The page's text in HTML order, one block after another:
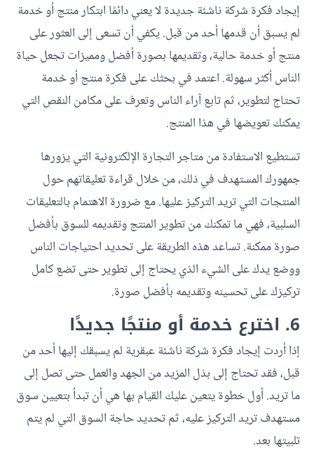
إيجاد فكرة شركة ناشئة جديدة لا يعني دائمًا ابتكار منتج أو خدمة
لم يسبق أن قدمها أحد من قبل. يكفي أن تسعى إلى العثور على
منتج أو خدمة حالية، وتقديمها بصورة أفضل ومميزات تجعل حياة
الناس أكثر سهولة. اعتمد في بحثك على فكرة منتج أو خدمة
تحتاج لتطوير، ثم تابع آراء الناس وتعرف على مكامن النقص التي
يمكنك تعويضها في هذا المنتج.
تستطيع الاستفادة من متاجر التجارة الإلكترونية التي يزورها
جمهورك المستهدف في ذلك، من خلال قراءة تعليقاتهم حول
المنتجات التي تريد التركيز عليها. مع ضرورة الاهتمام بالتعليقات
السلبية، فهي ما تمكنك من تطوير المنتج وتقديمه للسوق بأفضل
صورة ممكنة. تساعد هذه الطريقة على تحديد احتياجات الناس
ووضع يدك على الشيء الذي يحتاج إلى تطوير حتى تضع كامل
تركيزك على تحسينه وتقديمه بأفضل صورة.
6. اخترع خدمة أو منتجًا جديدًا
إذا أردت إيجاد فكرة شركة ناشئة عبقرية لم يسبقك إليها أحد من
قبل، فقد تحتاج إلى بذل المزيد من الجهد والعمل حتى تصل إلى
ما تريد. أول خطوة يتعين عليك القيام بها هي أن تبدأ بتعيين سوق
مستهدف تريد التركيز عليه، ثم تحديد حاجة السوق التي لم يتم
تلبيتها بعد.